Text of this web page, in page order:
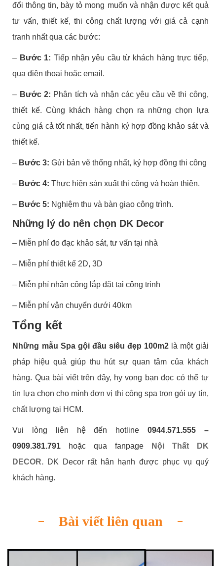
đổi thông tin, bày tỏ mong muốn và nhận được kết quả
tư vấn, thiết kế, thi công chất lượng với giá cả cạnh
tranh nhất qua các bước:
– Bước 1: Tiếp nhận yêu cầu từ khách hàng trực tiếp,
qua điện thoại hoặc email.
– Bước 2: Phân tích và nhận các yêu cầu về thi công,
thiết kế. Cùng khách hàng chọn ra những chọn lựa
cùng giá cả tốt nhất, tiến hành ký hợp đồng khảo sát và
thiết kế.
– Bước 3: Gửi bản vẽ thống nhất, ký hợp đồng thi công
– Bước 4: Thực hiện sản xuất thi công và hoàn thiện.
– Bước 5: Nghiệm thu và bàn giao công trình.
Những lý do nên chọn DK Decor
– Miễn phí đo đạc khảo sát, tư vấn tại nhà
– Miễn phí thiết kế 2D, 3D
– Miễn phí nhân công lắp đặt tại công trình
– Miễn phí vận chuyển dưới 40km
Tổng kết
Những mẫu Spa gội đầu siêu đẹp 100m2 là một giải
pháp hiệu quả giúp thu hút sự quan tâm của khách
hàng. Qua bài viết trên đây, hy vọng bạn đọc có thể tự
tin lựa chọn cho mình đơn vị thi công spa trọn gói uy tín,
chất lượng tại HCM.
Vui lòng liên hệ đến hotline 0944.571.555 –
0909.381.791 hoặc qua fanpage Nội Thất DK
DECOR. DK Decor rất hân hạnh được phục vụ quý
khách hàng.
Bài viết liên quan